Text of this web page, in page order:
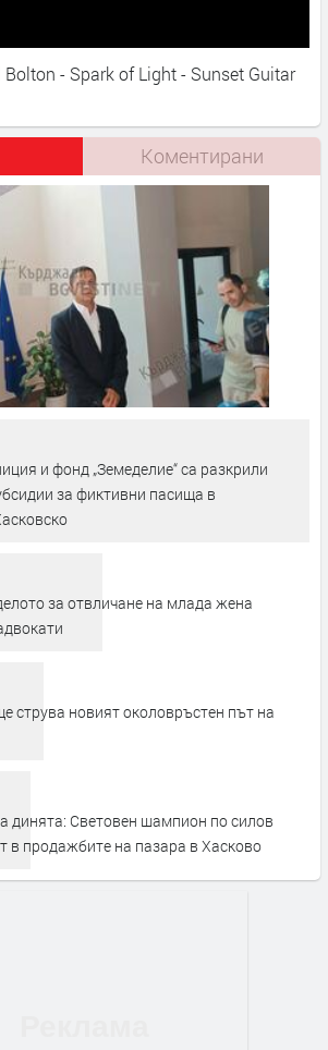
- Spark of Light - Sunset Guitar
Коментирани
и фонд „Земеделие“ са разкрили
за фиктивни пасища в
за отвличане на млада жена
струва новият околовръстен път на
динята: Световен шампион по силов
в продажбите на пазара в Хасково